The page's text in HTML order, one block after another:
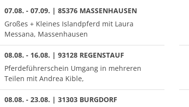
07.08. - 07.09. | 85376 MASSENHAUSEN
Großes + Kleines Islandpferd mit Laura
Messana, Massenhausen
08.08. - 16.08. | 93128 REGENSTAUF
Pferdeführerschein Umgang in mehreren
Teilen mit Andrea Kible,
08.08. - 23.08. | 31303 BURGDORF